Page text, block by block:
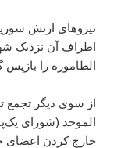
نیروهای ارتش
اطراف آن نزدیک
الطاموره را بازپس
از سوی دیگر تجمع
الموحد (شورای
خارج کردن اعضای